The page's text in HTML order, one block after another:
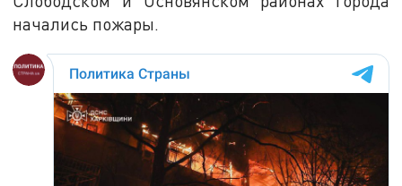
начались пожары.